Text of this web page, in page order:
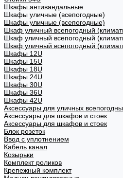
Шкафы антивандальные
Шкафы уличные (всепогодные)
Шкафы уличные (всепогодные)
Шкаф уличный всепогодный
Шкаф уличный всепогодный
Шкаф уличный всепогодный
Шкафы 12U
Шкафы 15U
Шкафы 18U
Шкафы 24U
Шкафы 30U
Шкафы 36U
Шкафы 42U
Аксессуары для уличных
Аксессуары для шкафов и стоек
Аксессуары для шкафов и стоек
Блок розеток
Ввод с уплотнением
Кабель канал
Козырьки
Комплект роликов
Крепежный комплект